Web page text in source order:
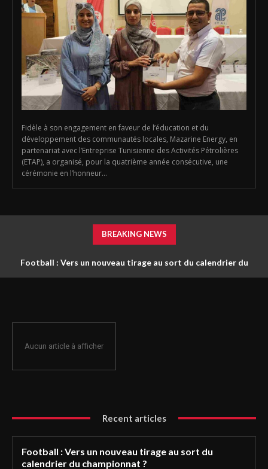
Fidèle à son engagement en faveur de l’éducation et du
développement des communautés locales, Mazarine Energy, en
partenariat avec l’Entreprise Tunisienne des Activités Pétrolières
(ETAP), a organisé, pour la quatrième année consécutive, une
cérémonie en l’honneur...
BREAKING NEWS
Football : Vers un nouveau tirage au sort du calendrier du
Aucun article à afficher
Recent articles
Football : Vers un nouveau tirage au sort du
calendrier du championnat ?